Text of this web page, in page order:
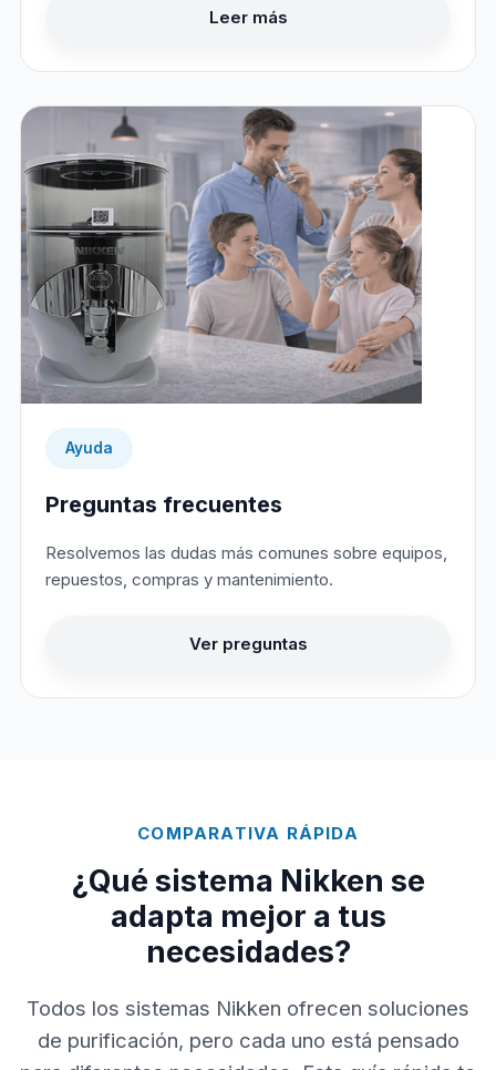
Leer más
Ayuda
Preguntas frecuentes
Resolvemos las dudas más comunes sobre equipos,
repuestos, compras y mantenimiento.
Ver preguntas
COMPARATIVA RÁPIDA
¿Qué sistema Nikken se
adapta mejor a tus
necesidades?
Todos los sistemas Nikken ofrecen soluciones
de purificación, pero cada uno está pensado